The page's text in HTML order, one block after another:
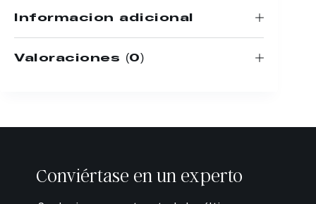
Información adicional
Valoraciones (0)
Conviértase en un experto